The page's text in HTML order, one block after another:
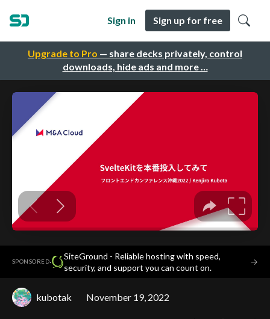
Upgrade to Pro — share decks privately, control
downloads, hide ads and more …
Sign in Sign up for free
SPONSORED·
SiteGround - Reliable hosting with speed,
security, and support you can count on.
→
kubotak November 19, 2022